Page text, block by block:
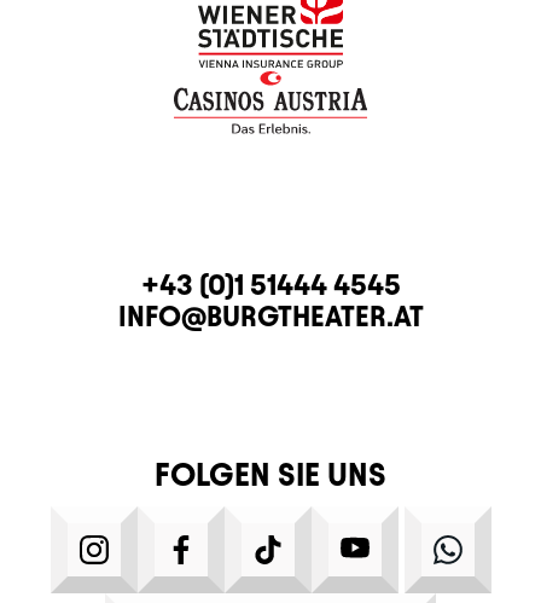
KONTAKTTELEFON
+43 (0)1 51444 4545
E-MAIL
INFO@BURGTHEATER.AT
FOLGEN SIE UNS
INSTAGRAMFACEBOOKTIKTOK YOUTUBE